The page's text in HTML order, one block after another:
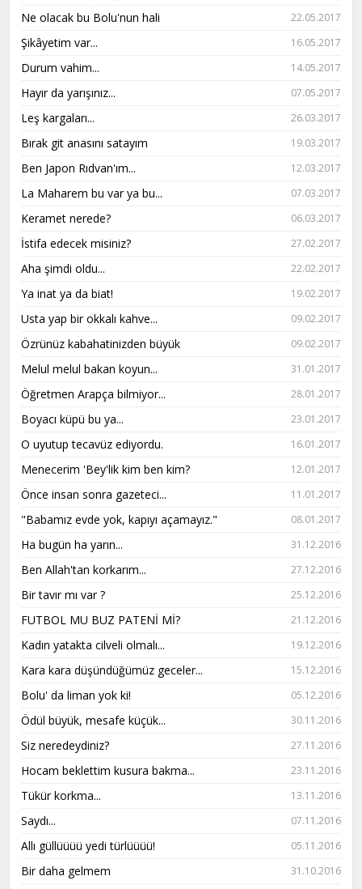
Ne olacak bu Bolu'nun hali 22.05.2017
Şikâyetim var... 16.05.2017
Durum vahim... 14.05.2017
Hayır da yarışınız... 07.05.2017
Leş kargaları... 26.03.2017
Bırak git anasını satayım 19.03.2017
Ben Japon Rıdvan'ım... 12.03.2017
La Maharem bu var ya bu... 07.03.2017
Keramet nerede? 06.03.2017
İstifa edecek misiniz? 27.02.2017
Aha şimdi oldu... 22.02.2017
Ya inat ya da biat! 19.02.2017
Usta yap bir okkalı kahve... 09.02.2017
Özrünüz kabahatinizden büyük 09.02.2017
Melul melul bakan koyun... 31.01.2017
Öğretmen Arapça bilmiyor... 28.01.2017
Boyacı küpü bu ya... 23.01.2017
O uyutup tecavüz ediyordu. 16.01.2017
Menecerim 'Bey'lik kim ben kim? 12.01.2017
Önce insan sonra gazeteci... 11.01.2017
"Babamız evde yok, kapıyı açamayız." 08.01.2017
Ha bugün ha yarın... 31.12.2016
Ben Allah'tan korkarım... 27.12.2016
Bir tavır mı var ? 25.12.2016
FUTBOL MU BUZ PATENİ Mİ? 21.12.2016
Kadın yatakta cilveli olmalı... 19.12.2016
Kara kara düşündüğümüz geceler... 15.12.2016
Bolu' da liman yok ki! 05.12.2016
Ödül büyük, mesafe küçük... 30.11.2016
Siz neredeydiniz? 27.11.2016
Hocam beklettim kusura bakma... 23.11.2016
Tükür korkma... 13.11.2016
Saydı... 07.11.2016
Allı güllüüüü yedi türlüüüü! 05.11.2016
Bir daha gelmem 31.10.2016